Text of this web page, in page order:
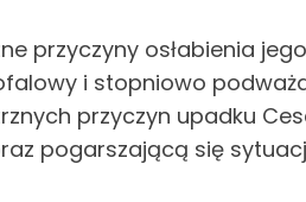
przyczyny osłabienia
i stopniowo
przyczyn upadku
pogarszającą się